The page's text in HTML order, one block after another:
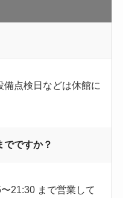
点検日などは休館に
でですか？
21:30 まで営業して